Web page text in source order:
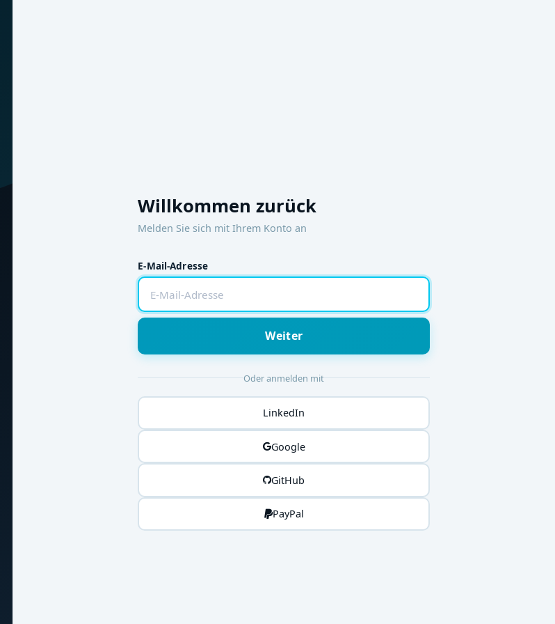
Willkommen zurück
Melden Sie sich mit Ihrem Konto an
E-Mail-Adresse
Weiter
Oder anmelden mit
LinkedIn
Google
GitHub
PayPal